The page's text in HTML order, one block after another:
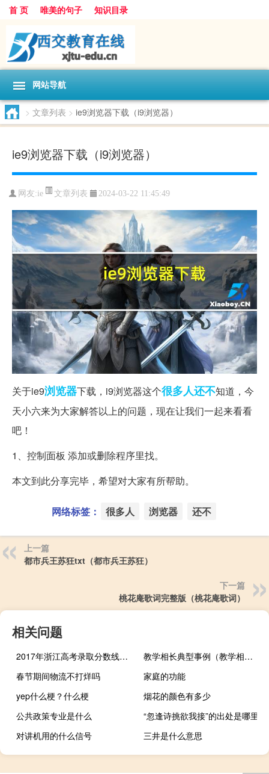
首 页 唯美的句子 知识目录
网站导航
> 文章列表 > ie9浏览器下载（i9浏览器）
ie9浏览器下载（i9浏览器）
网友:ie 文章列表 2024-03-22 11:45:49
关于ie9浏览器下载，i9浏览器这个很多人还不知道，今
天小六来为大家解答以上的问题，现在让我们一起来看看
吧！
1、控制面板 添加或删除程序里找。
本文到此分享完毕，希望对大家有所帮助。
网络标签： 很多人 浏览器 还不
上一篇
都市兵王苏狂txt（都市兵王苏狂）
下一篇
桃花庵歌词完整版（桃花庵歌词）
相关问题
2017年浙江高考录取分数线（2017年浙江高考录取分数线）
教学相长典型事例（教学相长）
春节期间物流不打烊吗
家庭的功能
yep什么梗？什么梗
烟花的颜色有多少
公共政策专业是什么
“忽逢诗挑欲我接”的出处是哪里
对讲机用的什么信号
三井是什么意思